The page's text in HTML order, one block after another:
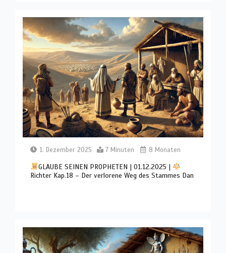
1. Dezember 2025 7 Minuten 8 Monaten
GLAUBE SEINEN PROPHETEN | 01.12.2025 |
Richter Kap.18 – Der verlorene Weg des Stammes Dan